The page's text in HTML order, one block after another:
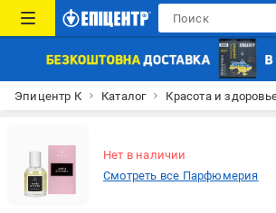
Эпицентр К Каталог Красота и
Нет в наличии
Смотреть все Парфюмерия